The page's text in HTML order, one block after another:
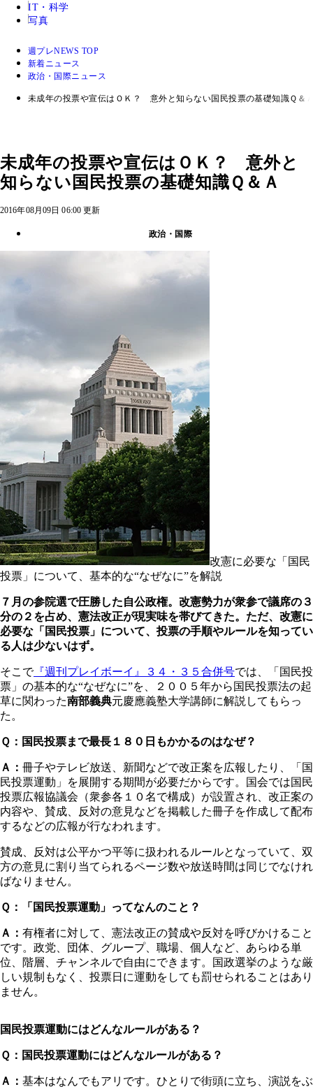
IT・科学
写真
週プレNEWS TOP
新着ニュース
政治・国際ニュース
未成年の投票や宣伝はＯＫ？ 意外と知らない国民投票の基礎知識Ｑ＆
未成年の投票や宣伝はＯＫ？ 意外と
知らない国民投票の基礎知識Ｑ＆Ａ
2016年08月09日 06:00 更新
政治・国際
改憲に必要な「国民
投票」について、基本的な“なぜなに”を解説
７月の参院選で圧勝した自公政権。改憲勢力が衆参で議席の３
分の２を占め、憲法改正が現実味を帯びてきた。ただ、改憲に
必要な「国民投票」について、投票の手順やルールを知ってい
る人は少ないはず。
そこで『週刊プレイボーイ』３４・３５合併号では、「国民投
票」の基本的な“なぜなに”を、２００５年から国民投票法の起
草に関わった南部義典元慶應義塾大学講師に解説してもらっ
た。
Ｑ：国民投票まで最長１８０日もかかるのはなぜ？
Ａ： 冊子やテレビ放送、新聞などで改正案を広報したり、「国
民投票運動」を展開する期間が必要だからです。国会では国民
投票広報協議会（衆参各１０名で構成）が設置され、改正案の
内容や、賛成、反対の意見などを掲載した冊子を作成して配布
するなどの広報が行なわれます。
賛成、反対は公平かつ平等に扱われるルールとなっていて、双
方の意見に割り当てられるページ数や放送時間は同じでなけれ
ばなりません。
Ｑ：「国民投票運動」ってなんのこと？
Ａ： 有権者に対して、憲法改正の賛成や反対を呼びかけること
です。政党、団体、グループ、職場、個人など、あらゆる単
位、階層、チャンネルで自由にできます。国政選挙のような厳
しい規制もなく、投票日に運動をしても罰せられることはあり
ません。
国民投票運動にはどんなルールがある？
Ｑ：国民投票運動にはどんなルールがある？
Ａ： 基本はなんでもアリです。ひとりで街頭に立ち、演説をぶ